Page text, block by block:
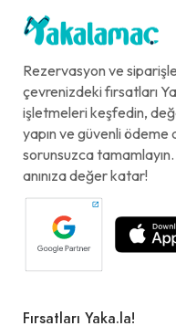
Rezervasyon ve
çevrenizdeki fırsatları
işletmeleri keşfedin,
yapın ve güvenli ödeme
sorunsuzca
anınıza değer katar!
Fırsatları Yaka.la!